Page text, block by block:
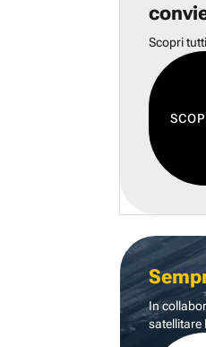
Scopri
In
satellitare